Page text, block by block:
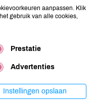
Bee honest cosmetics.
van De Traay
€ 0,10 aan de Odin
waar Odin
aanpassen. Klik
gebruik van alle cookies,
Prestatie
Advertenties
Instellingen opslaan